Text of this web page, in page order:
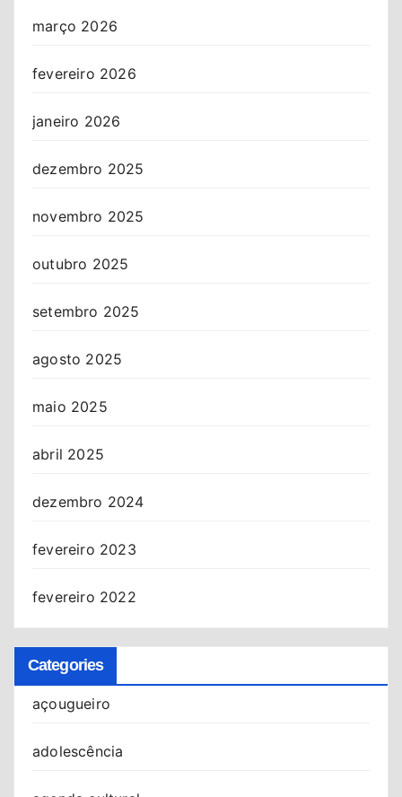
março 2026
fevereiro 2026
janeiro 2026
dezembro 2025
novembro 2025
outubro 2025
setembro 2025
agosto 2025
maio 2025
abril 2025
dezembro 2024
fevereiro 2023
fevereiro 2022
Categories
açougueiro
adolescência